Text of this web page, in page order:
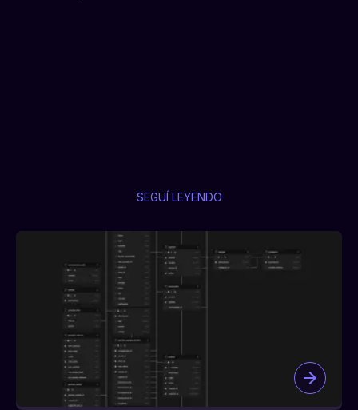
SEGUÍ LEYENDO